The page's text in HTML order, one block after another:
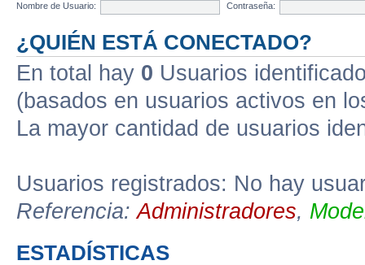
Nombre de Usuario:
Contraseña:
¿QUIÉN ESTÁ CONECTADO?
En total hay 0 Usuarios
(basados en usuarios activos en
La mayor cantidad de usuarios
Usuarios registrados: No hay
Referencia:Administradores,
ESTADÍSTICAS